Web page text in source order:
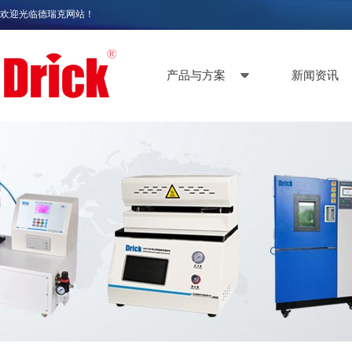
欢迎光临德瑞克网站！
产品与方案 新闻资讯